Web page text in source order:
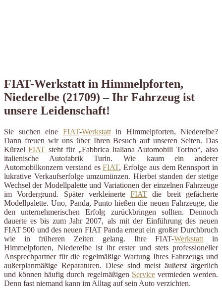
FIAT-Werkstatt in Himmelpforten,
Niederelbe (21709) – Ihr Fahrzeug ist
unsere Leidenschaft!
Sie suchen eine FIAT-Werkstattin Himmelpforten, Niederelbe?
Dann freuen wir uns über Ihren Besuch auf unseren Seiten. Das
KürzelFIAT steht für „Fabbrica Italiana Automobili Torino“, also
italienische Autofabrik Turin. Wie kaum ein anderer
Automobilkonzern verstand esFIAT, Erfolge aus dem Rennsport in
lukrative Verkaufserfolge umzumünzen. Hierbei standen der stetige
Wechsel der Modellpalette und Variationen der einzelnen Fahrzeuge
im Vordergrund. Später verkleinerteFIAT die breit gefächerte
Modellpalette. Uno, Panda, Punto hießen die neuen Fahrzeuge, die
den unternehmerischen Erfolg zurückbringen sollten. Dennoch
dauerte es bis zum Jahr 2007, als mit der Einführung des neuen
FIAT 500 und des neuen FIAT Panda erneut ein großer Durchbruch
wie in früheren Zeiten gelang. Ihre FIAT-Werkstatt in
Himmelpforten, Niederelbe ist ihr erster und stets professioneller
Ansprechpartner für die regelmäßige Wartung Ihres Fahrzeugs und
außerplanmäßige Reparaturen. Diese sind meist äußerst ärgerlich
und können häufig durch regelmäßigen Servicevermieden werden.
Denn fast niemand kann im Alltag auf sein Auto verzichten.